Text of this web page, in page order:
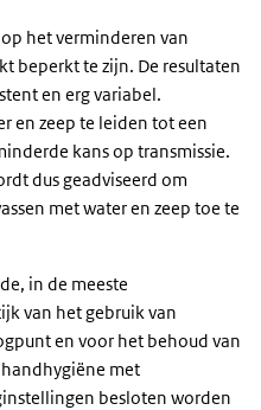
het verminderen van
beperkt te zijn. De resultaten
en erg variabel.
en zeep te leiden tot een
kans op transmissie.
dus geadviseerd om
met water en zeep toe te
in de meeste
van het gebruik van
en voor het behoud van
met
besloten worden